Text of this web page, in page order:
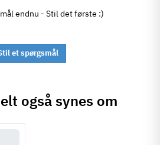
endnu - Stil det første :)
et spørgsmål
også synes om